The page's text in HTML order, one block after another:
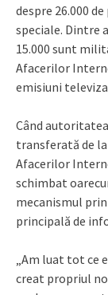
despre 26.000
speciale. Dintre
15.000 sunt
Afacerilor
emisiuni
Când
transferată de
Afacerilor
schimbat
mecanismul
principală de
„Am luat tot ce
creat propriul